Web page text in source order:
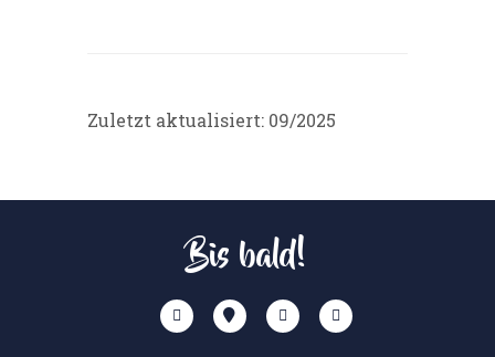
Zuletzt aktualisiert: 09/2025
Bis bald!